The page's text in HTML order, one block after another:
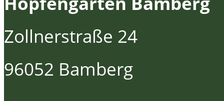
Zollnerstraße 24
96052 Bamberg